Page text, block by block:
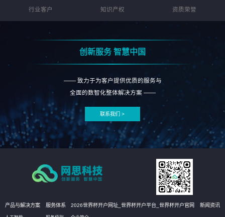
行业客户 知识产权 资质荣誉
创新服务 智慧中国
—— 致力于为客户提供优质的服务与
全面的数智化整体解决方案 ——
联系我们 >
产品与解决方案 服务体系 2026世界杯开户网址_世界杯开户平台_世界杯开户官网 新闻资讯